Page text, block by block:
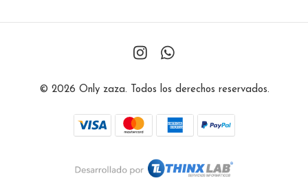
© 2026 Only zaza. Todos los derechos reservados.